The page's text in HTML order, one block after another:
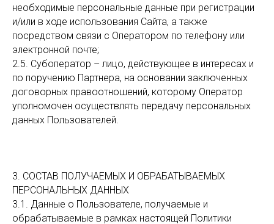
необходимые персональные данные при регистрации
и/или в ходе использования Сайта, а также
посредством связи с Оператором по телефону или
электронной почте;
2.5. Субоператор – лицо, действующее в интересах и
по поручению Партнера, на основании заключенных
договорных правоотношений, которому Оператор
уполномочен осуществлять передачу персональных
данных Пользователей.
3. СОСТАВ ПОЛУЧАЕМЫХ И ОБРАБАТЫВАЕМЫХ
ПЕРСОНАЛЬНЫХ ДАННЫХ
3.1. Данные о Пользователе, получаемые и
обрабатываемые в рамках настоящей Политики